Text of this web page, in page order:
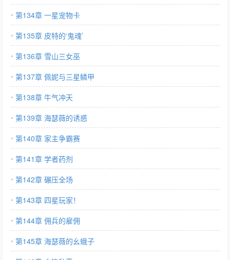
第134章 一星宠物卡
第135章 皮特的‘鬼魂’
第136章 雪山三女巫
第137章 佩妮与三星鳞甲
第138章 牛气冲天
第139章 海瑟薇的诱惑
第140章 家主争霸赛
第141章 学者药剂
第142章 碾压全场
第143章 四星玩家！
第144章 佣兵的雇佣
第145章 海瑟薇的幺蛾子